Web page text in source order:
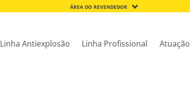
ÁREA DO REVENDEDOR
Linha Antiexplosão Linha Profissional Atuação